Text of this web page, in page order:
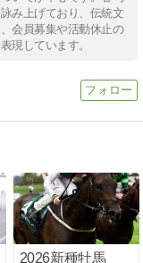
み上げており、伝統文
会員募集や活動休止の
現しています。
2026新種牡馬